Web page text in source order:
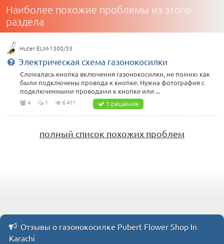
Наиболее похожие проблемы из этого
раздела
Huter ELM-1300/33
Электрическая схема газонокосилки
Сломалась кнопка включения газонокосилки, не помню как
были подключены провода к кнопке. Нужна фотография с
подключенными проводами к кнопке или ...
4 1 6 411 1 решение
полный список похожих проблем
Отзывы о газонокосилке Pubert Flower Shop In
Karachi